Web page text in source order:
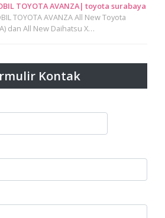
TOYOTA AVANZA| toyota surabaya
TOYOTA AVANZA All New Toyota
dan All New Daihatsu X…
Kontak